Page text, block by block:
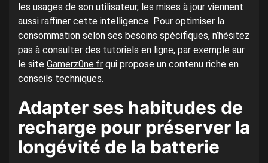
les usages de son utilisateur, les mises à jour viennent
aussi raffiner cette intelligence. Pour optimiser la
consommation selon ses besoins spécifiques, n’hésitez
pas à consulter des tutoriels en ligne, par exemple sur
le site Gamerz0ne.fr qui propose un contenu riche en
conseils techniques.
Adapter ses habitudes de
recharge pour préserver la
longévité de la batterie